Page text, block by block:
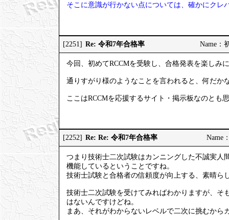
そこに意識が行かない点については、確かにクレ
[2251] Re: 令和7年合格率 Name：
今回、初めてRCCMを受験し、合格発表を楽しみ
通りすがり様のようなことを言われると、何だか
ここはRCCMを応援するサイト・掲示板なのとも
[2252] Re: Re: 令和7年合格率 Name
つまり技術士二次試験はカンニングした不誠実人
機能しているということですね。
技術士試験と合格者の信頼度が向上する、素晴ら
技術士二次試験を受けてみればわかりますが、そ
はないんですけどね。
まあ、それがわからないレベルで二次に挑むから